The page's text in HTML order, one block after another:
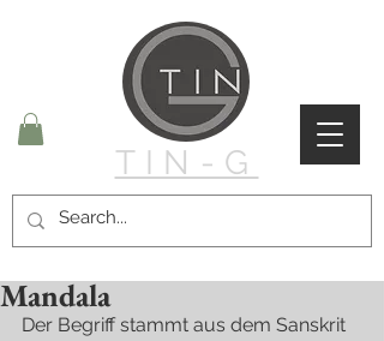
TIN-G
Mandala
Der Begriff stammt aus dem Sanskrit